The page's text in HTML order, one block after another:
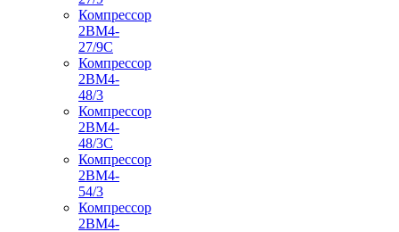
Компрессор
2ВМ4-
27/9С
Компрессор
2ВМ4-
48/3
Компрессор
2ВМ4-
48/3С
Компрессор
2ВМ4-
54/3
Компрессор
2ВМ4-